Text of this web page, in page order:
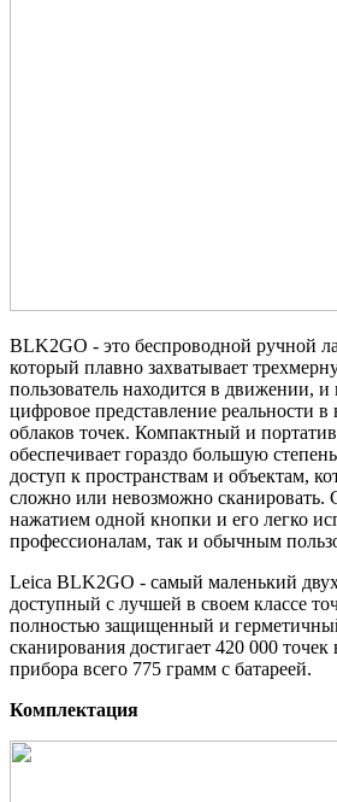
BLK2GO - это беспроводной ручной
который плавно захватывает
пользователь находится в движении, и
цифровое представление реальности
облаков точек. Компактный и
обеспечивает гораздо большую
доступ к пространствам и объектам,
сложно или невозможно сканировать.
нажатием одной кнопки и его легко
профессионалам, так и обычным
Leica BLK2GO - самый маленький
доступный с лучшей в своем классе
полностью защищенный и
сканирования достигает 420 000 точек
прибора всего 775 грамм с батареей.
Комплектация